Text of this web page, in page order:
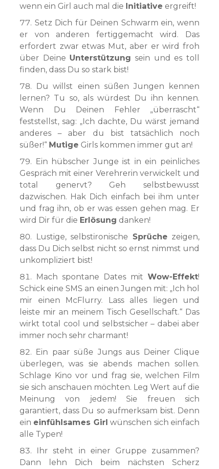
wenn ein Girl auch mal die Initiative ergreift!
Setz Dich für Deinen Schwarm ein, wenn
er von anderen fertiggemacht wird. Das
erfordert zwar etwas Mut, aber er wird froh
über Deine Unterstützung sein und es toll
finden, dass Du so stark bist!
Du willst einen süßen Jungen kennen
lernen? Tu so, als würdest Du ihn kennen.
Wenn Du Deinen Fehler „überrascht“
feststellst, sag: „Ich dachte, Du wärst jemand
anderes – aber du bist tatsächlich noch
süßer!“ Mutige Girls kommen immer gut an!
Ein hübscher Junge ist in ein peinliches
Gespräch mit einer Verehrerin verwickelt und
total genervt? Geh selbstbewusst
dazwischen. Hak Dich einfach bei ihm unter
und frag ihn, ob er was essen gehen mag. Er
wird Dir für die Erlösung danken!
Lustige, selbstironische Sprüche zeigen,
dass Du Dich selbst nicht so ernst nimmst und
unkompliziert bist!
Mach spontane Dates mit Wow-Effekt!
Schick eine SMS an einen Jungen mit: „Ich hol
mir einen McFlurry. Lass alles liegen und
leiste mir an meinem Tisch Gesellschaft.“ Das
wirkt total cool und selbstsicher – dabei aber
immer noch sehr charmant!
Ein paar süße Jungs aus Deiner Clique
überlegen, was sie abends machen sollen.
Schlage Kino vor und frag sie, welchen Film
sie sich anschauen möchten. Leg Wert auf die
Meinung von jedem! Sie freuen sich
garantiert, dass Du so aufmerksam bist. Denn
ein einfühlsames Girl wünschen sich einfach
alle Typen!
Ihr steht in einer Gruppe zusammen?
Dann lehn Dich beim nächsten Scherz